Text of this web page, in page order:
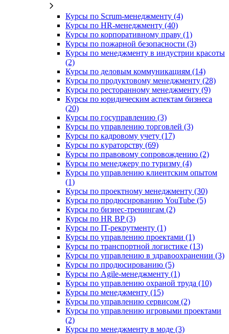
Курсы по Scrum-менеджменту (4)
Курсы по HR-менеджменту (40)
Курсы по корпоративному праву (1)
Курсы по пожарной безопасности (3)
Курсы по менеджменту в индустрии красоты
(2)
Курсы по деловым коммуникациям (14)
Курсы по продуктовому менеджменту (28)
Курсы по ресторанному менеджменту (9)
Курсы по юридическим аспектам бизнеса
(20)
Курсы по госуправлению (3)
Курсы по управлению торговлей (3)
Курсы по кадровому учету (17)
Курсы по кураторству (69)
Курсы по правовому сопровождению (2)
Курсы по менеджеру по туризму (4)
Курсы по управлению клиентским опытом
(1)
Курсы по проектному менеджменту (30)
Курсы по продюсированию YouTube (5)
Курсы по бизнес-тренингам (2)
Курсы по HR BP (3)
Курсы по IT-рекрутменту (1)
Курсы по управлению проектами (1)
Курсы по транспортной логистике (13)
Курсы по управлению в здравоохранении (3)
Курсы по продюсированию (5)
Курсы по Agile-менеджменту (1)
Курсы по управлению охраной труда (10)
Курсы по менеджменту (15)
Курсы по управлению сервисом (2)
Курсы по управлению игровыми проектами
(2)
Курсы по менеджменту в моде (3)